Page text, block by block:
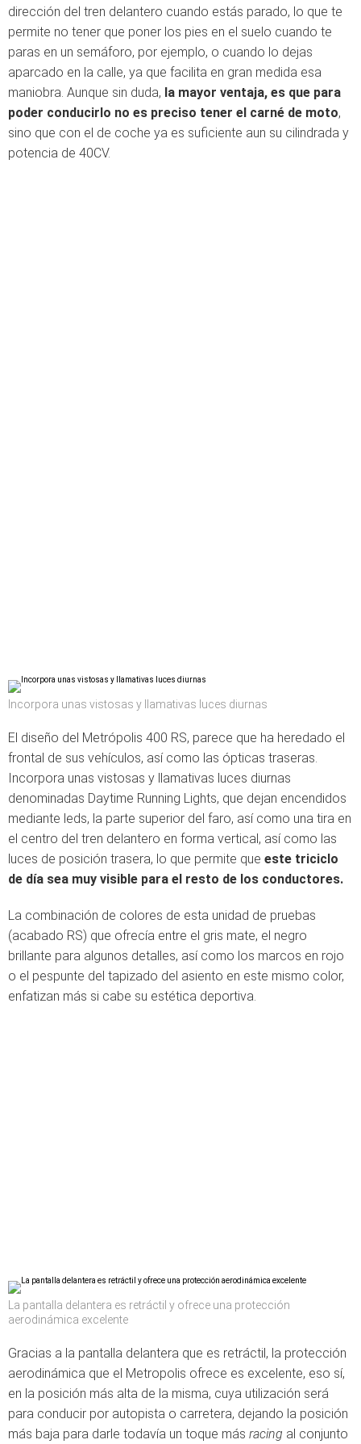
dirección del tren delantero cuando estás parado, lo que te
permite no tener que poner los pies en el suelo cuando te
paras en un semáforo, por ejemplo, o cuando lo dejas
aparcado en la calle, ya que facilita en gran medida esa
maniobra. Aunque sin duda, la mayor ventaja, es que para
poder conducirlo no es preciso tener el carné de moto,
sino que con el de coche ya es suficiente aun su cilindrada y
potencia de 40CV.
Incorpora unas vistosas y llamativas luces diurnas
El diseño del Metrópolis 400 RS, parece que ha heredado el
frontal de sus vehículos, así como las ópticas traseras.
Incorpora unas vistosas y llamativas luces diurnas
denominadas Daytime Running Lights, que dejan encendidos
mediante leds, la parte superior del faro, así como una tira en
el centro del tren delantero en forma vertical, así como las
luces de posición trasera, lo que permite que este triciclo
de día sea muy visible para el resto de los conductores.
La combinación de colores de esta unidad de pruebas
(acabado RS) que ofrecía entre el gris mate, el negro
brillante para algunos detalles, así como los marcos en rojo
o el pespunte del tapizado del asiento en este mismo color,
enfatizan más si cabe su estética deportiva.
La pantalla delantera es retráctil y ofrece una protección
aerodinámica excelente
Gracias a la pantalla delantera que es retráctil, la protección
aerodinámica que el Metropolis ofrece es excelente, eso sí,
en la posición más alta de la misma, cuya utilización será
para conducir por autopista o carretera, dejando la posición
más baja para darle todavía un toque más racing al conjunto